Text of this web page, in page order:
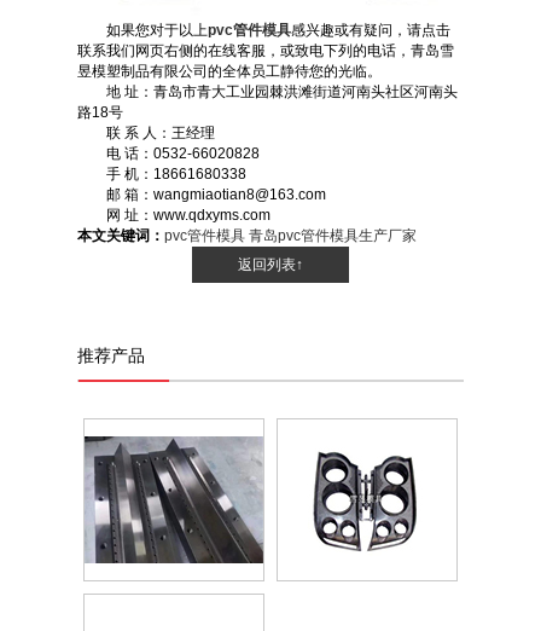
如果您对于以上pvc管件模具感兴趣或有疑问，请点击
联系我们网页右侧的在线客服，或致电下列的电话，青岛雪
昱模塑制品有限公司的全体员工静待您的光临。
地 址：青岛市青大工业园棘洪滩街道河南头社区河南头
路18号
联 系 人：王经理
电 话：0532-66020828
手 机：18661680338
邮 箱：wangmiaotian8@163.com
网 址：www.qdxyms.com
本文关键词： pvc管件模具 青岛pvc管件模具生产厂家
返回列表↑
推荐产品